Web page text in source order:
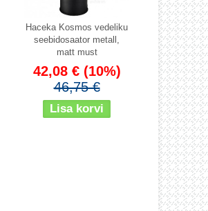
Haceka Kosmos vedeliku
seebidosaator metall,
matt must
42,08 € (10%)
46,75 €